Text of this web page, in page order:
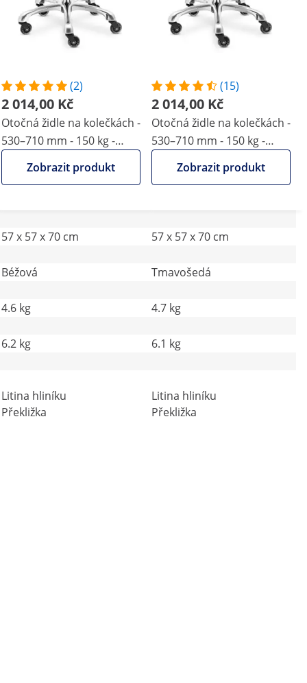
(2)
2 014,00 Kč
Otočná židle na kolečkách -
530–710 mm - 150 kg -
Zobrazit produkt
(15)
2 014,00 Kč
Otočná židle na kolečkách -
530–710 mm - 150 kg -
Zobrazit produkt
57 x 57 x 70 cm 57 x 57 x 70 cm
Béžová Tmavošedá
4.6 kg 4.7 kg
6.2 kg 6.1 kg
Litina hliníku
Překližka
Litina hliníku
Překližka